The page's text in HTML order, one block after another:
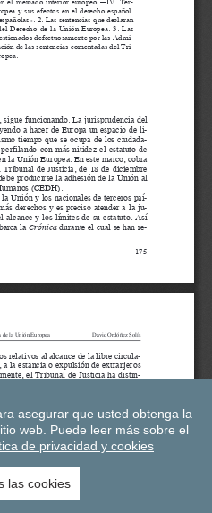
asegurar que usted obtenga la
web. Puede leer más sobre el
de privacidad y cookies
las cookies